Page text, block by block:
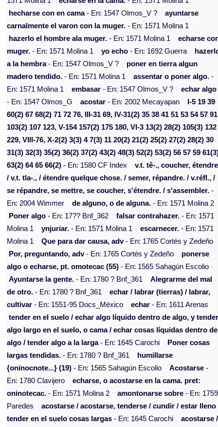
hecharse con en cama- En: 1547 Olmos_V ?
ayuntarse
carnalmente el varon con la muger. - En: 1571 Molina 1
hazerlo el hombre ala muger. - En: 1571 Molina 1
echarse
muger. - En: 1571 Molina 1 yo echo - En: 1692 Guerra
a la hembra- En: 1547 Olmos_V ?
poner en tierra algun
madero tendido. - En: 1571 Molina 1 assentar o poner algo. -
En: 1571 Molina 1
embasar - En: 1547 Olmos_V ?
echar algo
- En: 1547 Olmos_G
acostar - En: 2002 Mecayapan
I-5 19 39
60(2) 67 68(2) 71 72 76, III-31 69, IV-31(2) 35 38 41 51 53 54 57 91
103(2) 107 123, V-154 157(2) 175 180, VI-3 13(2) 28(2) 105(3) 132
229, VIII-76, X-2(2) 3(3) 4 7(3) 11 20(2) 21(2) 25(2) 27(2) 28(2) 30
31(3) 32(3) 35(2) 36(2) 37(2) 43(2) 48(3) 52(2) 53(2) 56 57 59
63(2) 64 65 66(2) - En: 1580 CF Index
v.t. tê-., coucher,
/ v.t. tla-., / étendre quelque chose. / semer, répandre. / v.réfl., /
se répandre, se mettre, se coucher, s'étendre. / s'assembler. -
En: 2004 Wimmer
de alguno, o de alguna. - En: 1571 Molina 2
Poner algo - En: 17?? Bnf_362 falsar contrahazer. - En: 1571
Molina 1
ynjuriar. - En: 1571 Molina 1 escarnecer. - En: 1571
Molina 1
Que para dar causa, adv- En: 1765 Cortés y Zedeño
Por, preguntando, adv- En: 1765 Cortés y Zedeño
ponerse
algo o echarse, pt. omotecac (55) - En: 1565 Sahagún Escolio
Ayuntarse la gente. - En: 1780 ? Bnf_361
Alegrarme del mal
de otro. - En: 1780 ? Bnf_361
echar / labrar (tierras) / labrar,
cultivar - En: 1551-95 Docs_México echar - En: 1611 Arenas
tender en el suelo / echar algo líquido dentro de algo, y
algo largo en el suelo, o cama / echar cosas líquidas dentro de
algo / tender algo a la larga- En: 1645 Carochi
Poner cosas
largas tendidas. - En: 1780 ? Bnf_361
humillarse
{oninocnote...} (19) - En: 1565 Sahagún Escolio Acostarse -
En: 1780 Clavijero
echarse, o acostarse en la cama. pret:
oninotecac. - En: 1571 Molina 2 amontonarse sobre - En: 1759
Paredes
acostarse / acostarse, tenderse / cundir / estar lleno
tender en el suelo cosas largas - En: 1645 Carochi
acostarse /